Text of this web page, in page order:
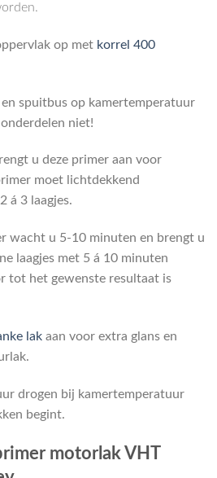
op met korrel 400
spuitbus op kamertemperatuur
niet!
u deze primer aan voor
moet lichtdekkend
á 3 laagjes.
wacht u 5-10 minuten en brengt u
laagjes met 5 á 10 minuten
tot het gewenste resultaat is
lak aan voor extra glans en
drogen bij kamertemperatuur
begint.
motorlak VHT